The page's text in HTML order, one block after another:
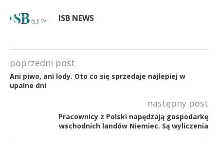
ISB NEWS
poprzedni post
Ani piwo, ani lody. Oto co się sprzedaje najlepiej w
upalne dni
następny post
Pracownicy z Polski napędzają gospodarkę
wschodnich landów Niemiec. Są wyliczenia